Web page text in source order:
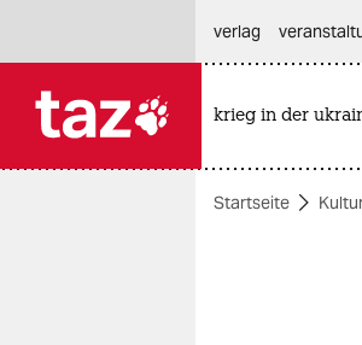
themen
verlag
krieg in der
Startseite